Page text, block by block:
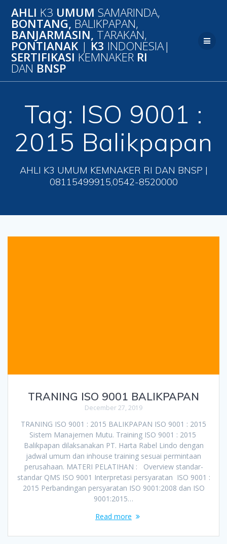
to
content
AHLI K3 UMUM SAMARINDA,
BONTANG, BALIKPAPAN,
BANJARMASIN, TARAKAN,
PONTIANAK | K3 INDONESIA|
SERTIFIKASI KEMNAKER RI
DAN BNSP
Tag: ISO 9001 :
2015 Balikpapan
AHLI K3 UMUM KEMNAKER RI DAN BNSP |
08115499915,0542-8520000
TRANING ISO 9001 BALIKPAPAN
December 27, 2019
TRANING ISO 9001 : 2015 BALIKPAPAN ISO 9001 : 2015
Sistem Manajemen Mutu. Training ISO 9001 : 2015
Balikpapan dilaksanakan PT. Harta Rabel Lindo dengan
jadwal umum dan inhouse training sesuai permintaan
perusahaan. MATERI PELATIHAN : Overview standar-
standar QMS ISO 9001 Interpretasi persyaratan ISO 9001 :
2015 Perbandingan persyaratan ISO 9001:2008 dan ISO
9001:2015…
Read more